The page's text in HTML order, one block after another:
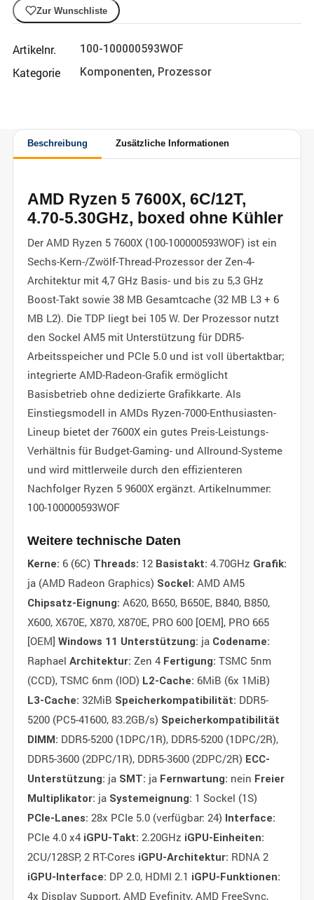
Zur Wunschliste
Artikelnr. 100-100000593WOF
Kategorie Komponenten, Prozessor
Beschreibung Zusätzliche Informationen
AMD Ryzen 5 7600X, 6C/12T,
4.70-5.30GHz, boxed ohne Kühler
Der AMD Ryzen 5 7600X (100-100000593WOF) ist ein
Sechs-Kern-/Zwölf-Thread-Prozessor der Zen-4-
Architektur mit 4,7 GHz Basis- und bis zu 5,3 GHz
Boost-Takt sowie 38 MB Gesamtcache (32 MB L3 + 6
MB L2). Die TDP liegt bei 105 W. Der Prozessor nutzt
den Sockel AM5 mit Unterstützung für DDR5-
Arbeitsspeicher und PCIe 5.0 und ist voll übertaktbar;
integrierte AMD-Radeon-Grafik ermöglicht
Basisbetrieb ohne dedizierte Grafikkarte. Als
Einstiegsmodell in AMDs Ryzen-7000-Enthusiasten-
Lineup bietet der 7600X ein gutes Preis-Leistungs-
Verhältnis für Budget-Gaming- und Allround-Systeme
und wird mittlerweile durch den effizienteren
Nachfolger Ryzen 5 9600X ergänzt. Artikelnummer:
100-100000593WOF
Weitere technische Daten
Kerne: 6 (6C) Threads: 12 Basistakt: 4.70GHz Grafik:
ja (AMD Radeon Graphics) Sockel: AMD AM5
Chipsatz-Eignung: A620, B650, B650E, B840, B850,
X600, X670E, X870, X870E, PRO 600 [OEM], PRO 665
[OEM] Windows 11 Unterstützung: ja Codename:
Raphael Architektur: Zen 4 Fertigung: TSMC 5nm
(CCD), TSMC 6nm (IOD) L2-Cache: 6MiB (6x 1MiB)
L3-Cache: 32MiB Speicherkompatibilität: DDR5-
5200 (PC5-41600, 83.2GB/s) Speicherkompatibilität
DIMM: DDR5-5200 (1DPC/1R), DDR5-5200 (1DPC/2R),
DDR5-3600 (2DPC/1R), DDR5-3600 (2DPC/2R) ECC-
Unterstützung: ja SMT: ja Fernwartung: nein Freier
Multiplikator: ja Systemeignung: 1 Sockel (1S)
PCIe-Lanes: 28x PCIe 5.0 (verfügbar: 24) Interface:
PCIe 4.0 x4 iGPU-Takt: 2.20GHz iGPU-Einheiten:
2CU/128SP, 2 RT-Cores iGPU-Architektur: RDNA 2
iGPU-Interface: DP 2.0, HDMI 2.1 iGPU-Funktionen:
4x Display Support, AMD Eyefinity, AMD FreeSync,